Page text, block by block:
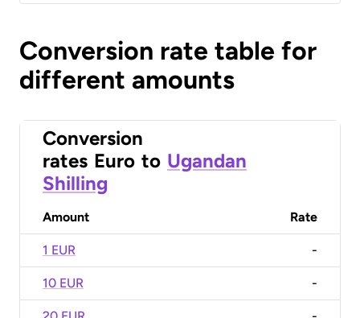
Conversion rate table for
different amounts
Conversion
rates Euro to Ugandan
Shilling
Amount Rate
1 EUR -
10 EUR -